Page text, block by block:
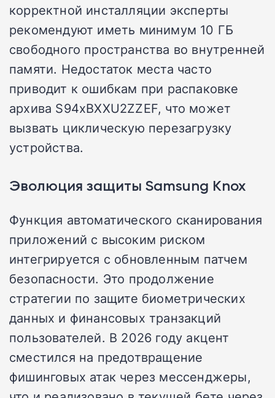
корректной инсталляции эксперты
рекомендуют иметь минимум 10 ГБ
свободного пространства во внутренней
памяти. Недостаток места часто
приводит к ошибкам при распаковке
архива S94xBXXU2ZZEF, что может
вызвать циклическую перезагрузку
устройства.
Эволюция защиты Samsung Knox
Функция автоматического сканирования
приложений с высоким риском
интегрируется с обновленным патчем
безопасности. Это продолжение
стратегии по защите биометрических
данных и финансовых транзакций
пользователей. В 2026 году акцент
сместился на предотвращение
фишинговых атак через мессенджеры,